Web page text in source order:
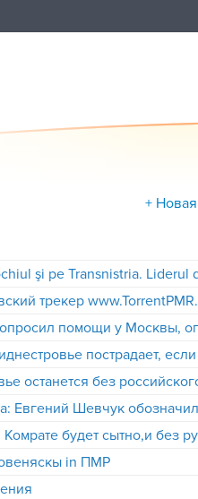
+
трекер
останется без
будет сытно,и без
in ПМР